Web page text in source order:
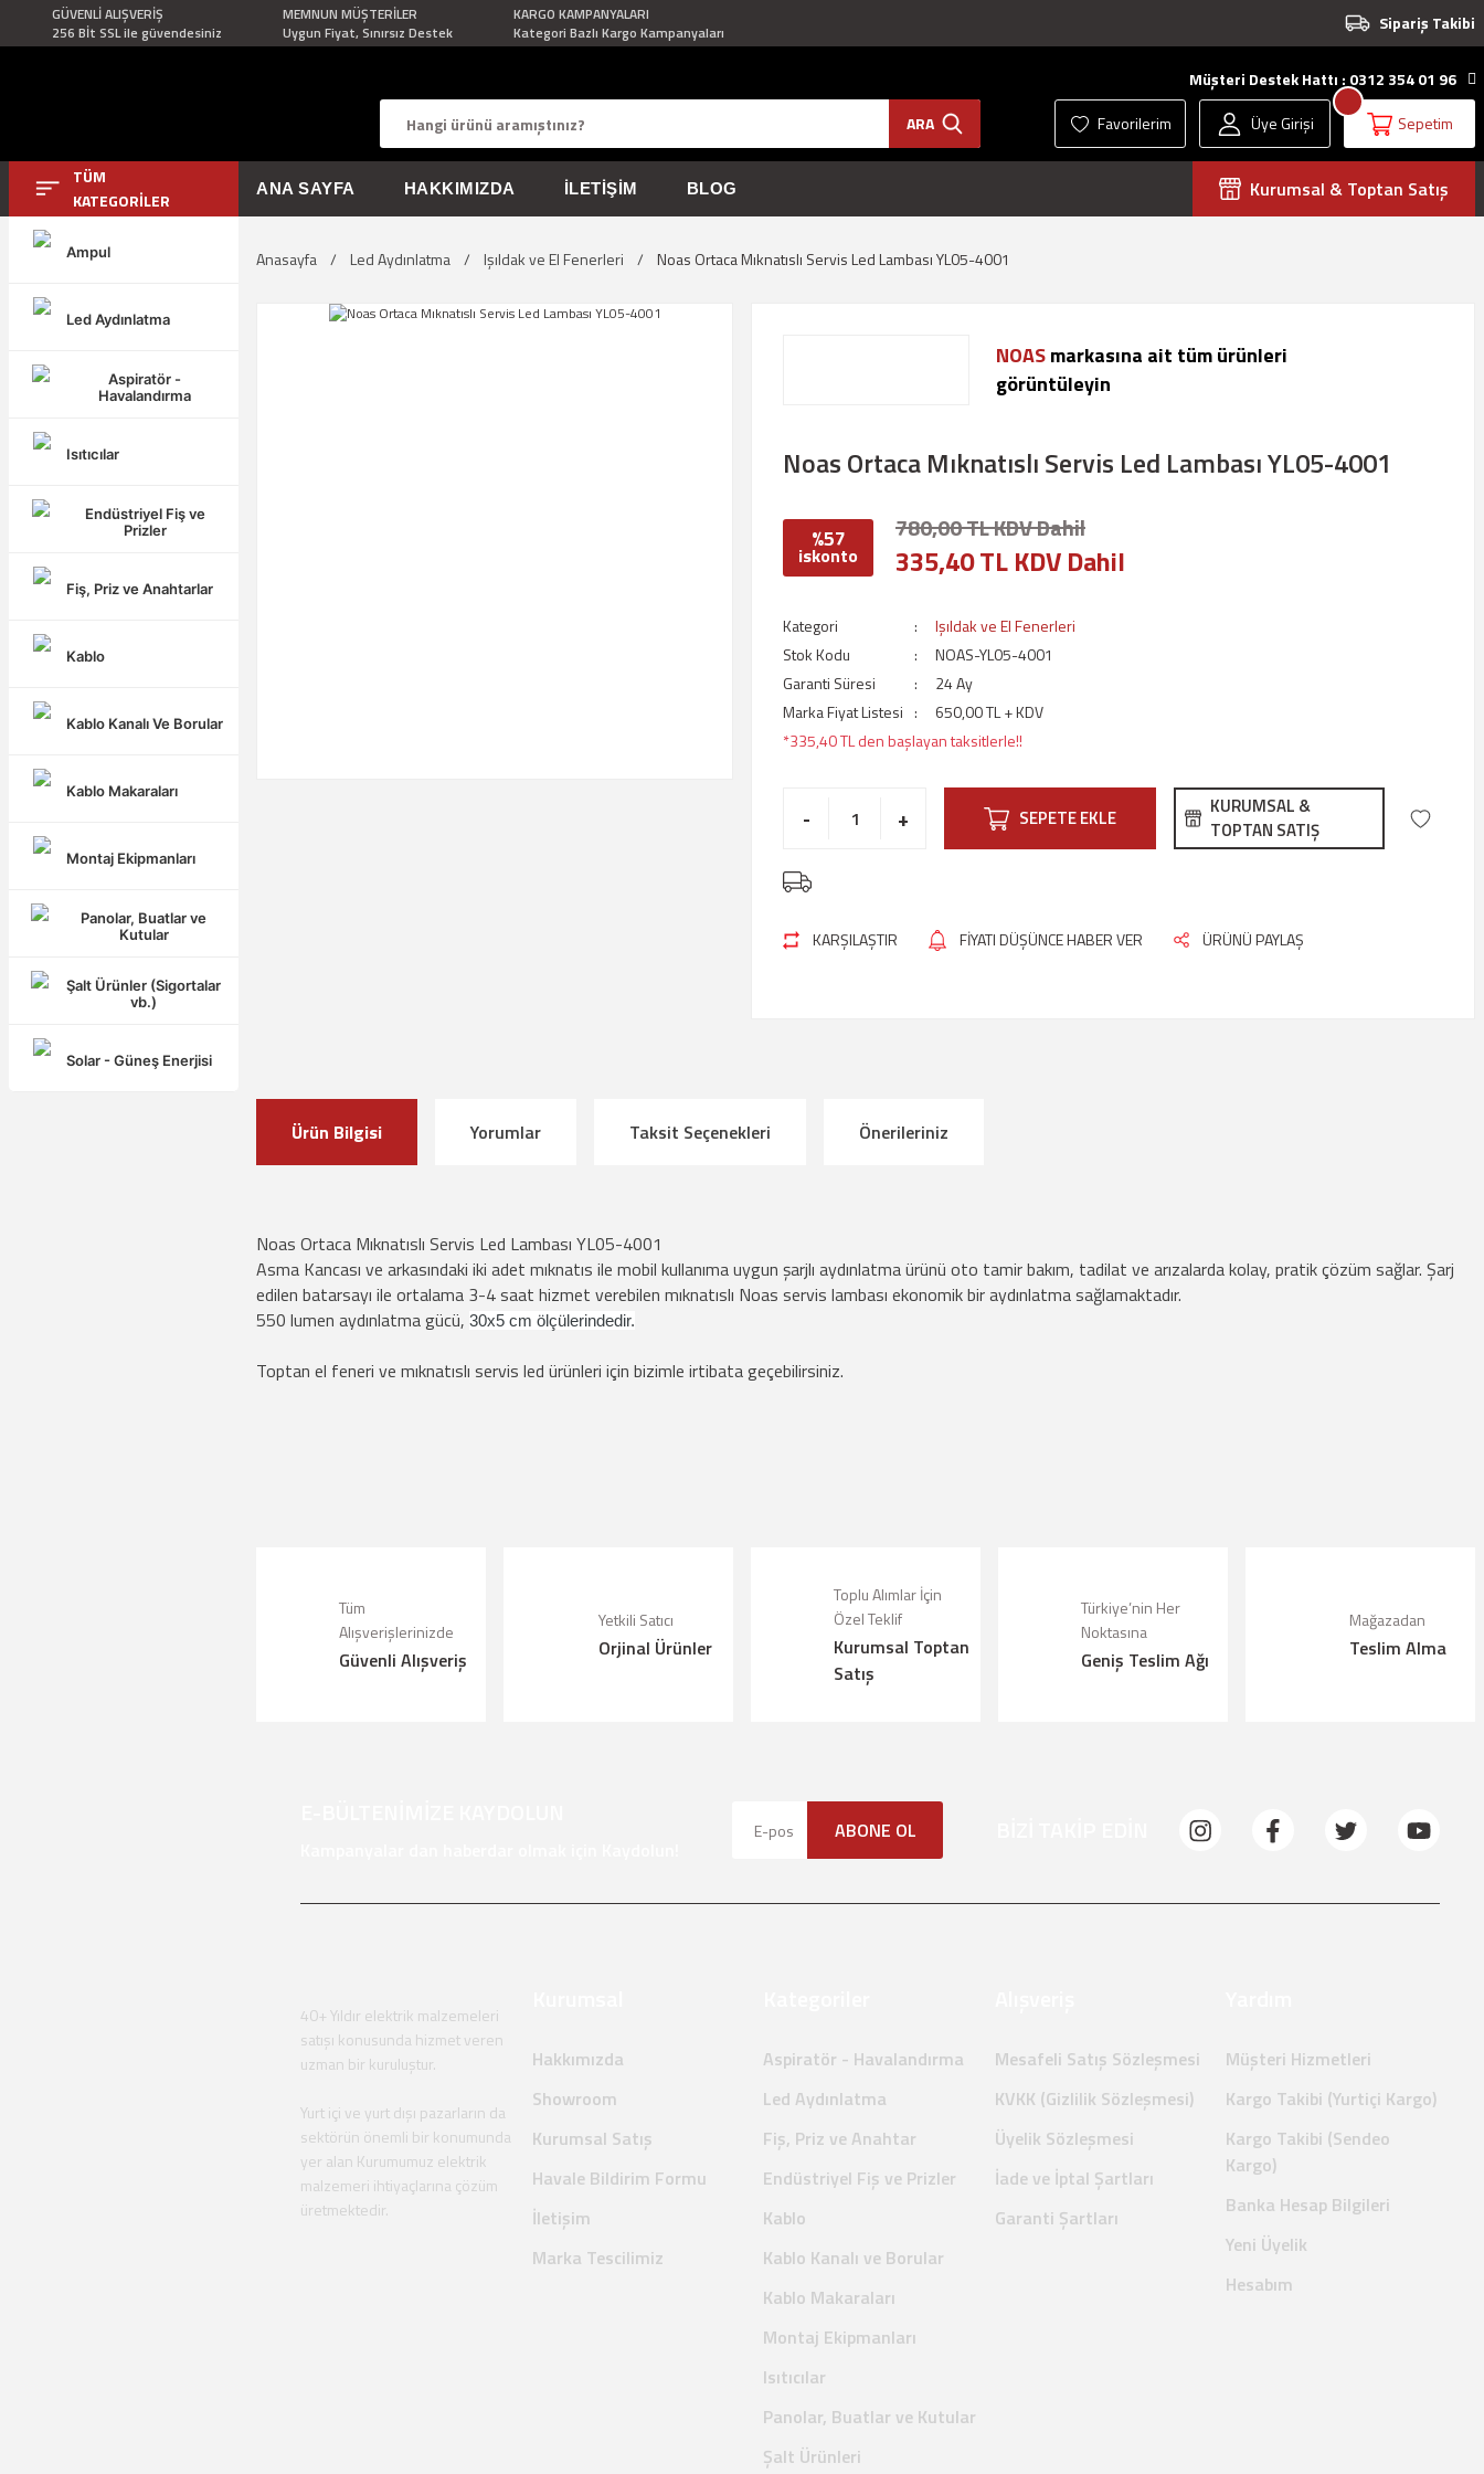
GÜVENLİ ALIŞVERİŞ
256 Bİt SSL ile güvendesiniz
MEMNUN MÜŞTERİLER
Uygun Fiyat, Sınırsız Destek
KARGO KAMPANYALARI
Kategori Bazlı Kargo Kampanyaları
Sipariş Takibi
Müşteri Destek Hattı : 0312 354 01 96
ARA
Favorilerim Üye Girişi Sepetim
TÜM
KATEGORİLER
Ampul
Led Aydınlatma
Aspiratör -
Havalandırma
Isıtıcılar
Endüstriyel Fiş ve
Prizler
Fiş, Priz ve Anahtarlar
Kablo
Kablo Kanalı Ve Borular
Kablo Makaraları
Montaj Ekipmanları
Panolar, Buatlar ve
Kutular
Şalt Ürünler (Sigortalar
vb.)
Solar - Güneş Enerjisi
ANA SAYFA HAKKIMIZDA İLETIŞIM BLOG Kurumsal & Toptan Satış
Anasayfa Led Aydınlatma Işıldak ve El Fenerleri Noas Ortaca Mıknatıslı Servis Led Lambası YL05-4001
NOASmarkasına ait tüm ürünleri
görüntüleyin
Noas Ortaca Mıknatıslı Servis Led Lambası YL05-4001
%57
iskonto
780,00 TL KDV Dahil
335,40 TL KDV Dahil
Kategori
Işıldak ve El Fenerleri
Stok Kodu
NOAS-YL05-4001
Garanti Süresi
24 Ay
Marka Fiyat Listesi
650,00 TL + KDV
*335,40 TL den başlayan taksitlerle!!
- + SEPETE EKLE
KURUMSAL &
TOPTAN SATIŞ
KARŞILAŞTIR FİYATI DÜŞÜNCE HABER VER ÜRÜNÜ PAYLAŞ
Ürün Bilgisi Yorumlar Taksit Seçenekleri Önerileriniz
Noas Ortaca Mıknatıslı Servis Led Lambası YL05-4001
Asma Kancası ve arkasındaki iki adet mıknatıs ile mobil kullanıma uygun şarjlı aydınlatma ürünü oto tamir bakım, tadilat ve arızalarda kolay, pratik çözüm sağlar. Şarj
edilen batarsayı ile ortalama 3-4 saat hizmet verebilen mıknatıslı Noas servis lambası ekonomik bir aydınlatma sağlamaktadır.
550 lumen aydınlatma gücü, 30x5 cm ölçülerindedir.
Toptan el feneri ve mıknatıslı servis led ürünleri için bizimle irtibata geçebilirsiniz.
Ürün bilgilerinde hatalar bulunuyor.
Ürün fiyatı diğer sitelerden daha pahalı.
Tüm
Alışverişlerinizde
Güvenli Alışveriş
Yetkili Satıcı
Orjinal Ürünler
Toplu Alımlar İçin
Özel Teklif
Kurumsal Toptan
Satış
Türkiye’nin Her
Noktasına
Geniş Teslim Ağı
Mağazadan
Teslim Alma
ABONE OL
40+ Yıldır elektrik malzemeleri
satışı konusunda hizmet veren
uzman bir kuruluştur.
Yurt içi ve yurt dışı pazarların da
sektörün önemli bir konumunda
yer alan Kurumumuz elektrik
malzemeri ihtiyaçlarına çözüm
üretmektedir.
Hakkımızda
Showroom
Kurumsal Satış
Havale Bildirim Formu
İletişim
Marka Tescilimiz
Aspiratör - Havalandırma
Led Aydınlatma
Fiş, Priz ve Anahtar
Endüstriyel Fiş ve Prizler
Kablo
Kablo Kanalı ve Borular
Kablo Makaraları
Montaj Ekipmanları
Isıtıcılar
Panolar, Buatlar ve Kutular
Şalt Ürünleri
Mesafeli Satış Sözleşmesi
KVKK (Gizlilik Sözleşmesi)
Üyelik Sözleşmesi
İade ve İptal Şartları
Garanti Şartları
Müşteri Hizmetleri
Kargo Takibi (Yurtiçi Kargo)
Kargo Takibi (Sendeo
Kargo)
Banka Hesap Bilgileri
Yeni Üyelik
Hesabım